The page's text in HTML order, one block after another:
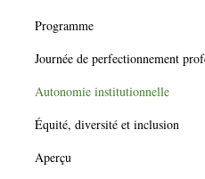
Programme
Journée de perfectionnement
Autonomie institutionnelle
Équité, diversité et inclusion
Aperçu